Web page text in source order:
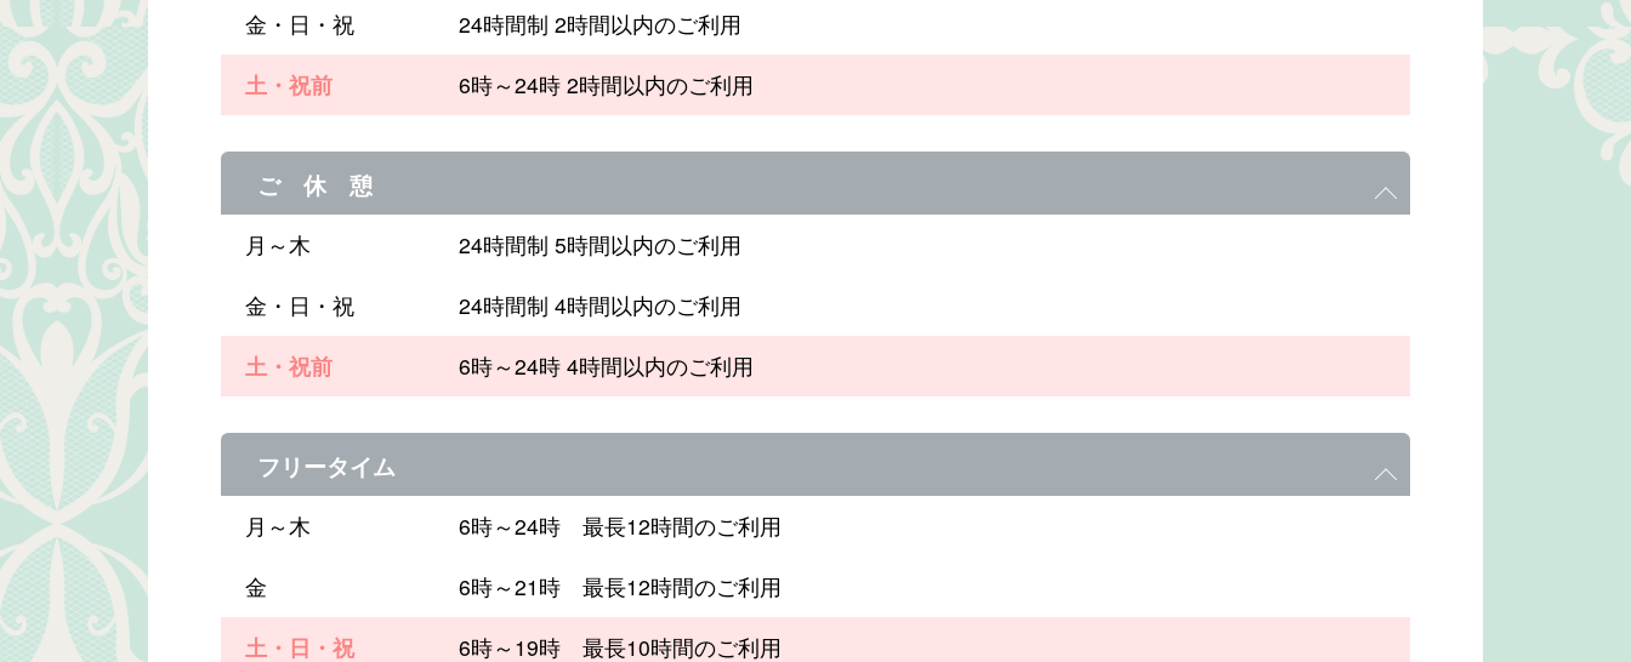
金・日・祝
24時間制 2時間以内のご利用
土・祝前
6時～24時 2時間以内のご利用
ご 休 憩
月～木
24時間制 5時間以内のご利用
金・日・祝
24時間制 4時間以内のご利用
土・祝前
6時～24時 4時間以内のご利用
フリータイム
月～木
6時～24時 最長12時間のご利用
金
6時～21時 最長12時間のご利用
土・日・祝
6時～19時 最長10時間のご利用